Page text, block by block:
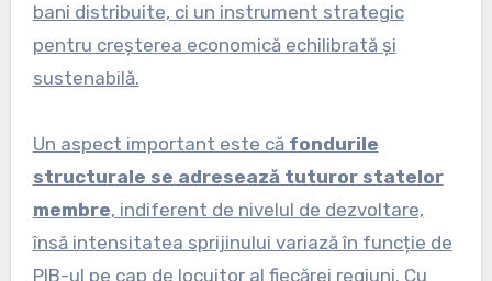
bani distribuite, ci un instrument strategic
pentru creșterea economică echilibrată și
sustenabilă.
Un aspect important este că fondurile
structurale se adresează tuturor statelor
membre, indiferent de nivelul de dezvoltare,
însă intensitatea sprijinului variază în funcție de
PIB-ul pe cap de locuitor al fiecărei regiuni. Cu